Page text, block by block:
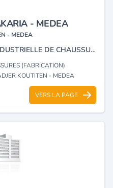
- MEDEA
- MEDEA
ATELIER DE FABRICATION INDUSTRIELLE DE CHAUSSURES.
(FABRICATION)
KOUTITEN - MEDEA
VERS LA PAGE